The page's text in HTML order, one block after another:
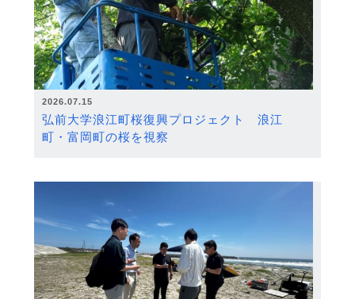
2026.07.15
弘前大学浪江町桜復興プロジェクト 浪江
町・富岡町の桜を視察